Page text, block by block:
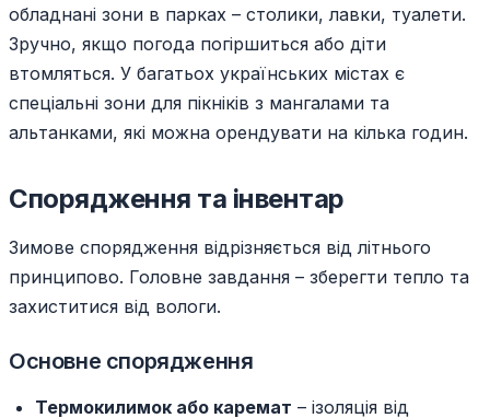
обладнані зони в парках – столики, лавки, туалети.
Зручно, якщо погода погіршиться або діти
втомляться. У багатьох українських містах є
спеціальні зони для пікніків з мангалами та
альтанками, які можна орендувати на кілька годин.
Спорядження та інвентар
Зимове спорядження відрізняється від літнього
принципово. Головне завдання – зберегти тепло та
захиститися від вологи.
Основне спорядження
Термокилимок або каремат – ізоляція від